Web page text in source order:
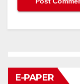
E-PAPER